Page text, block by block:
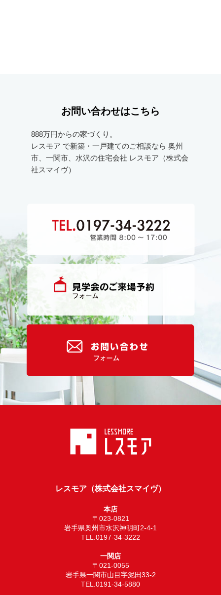
お問い合わせはこちら
888万円からの家づくり。
レスモア で新築・一戸建てのご相談なら 奥州
市、一関市、水沢の住宅会社 レスモア（株式会
社スマイヴ）
レスモア（株式会社スマイヴ）
本店
〒023-0821
岩手県奥州市水沢神明町2-4-1
TEL.0197-34-3222
一関店
〒021-0055
岩手県一関市山目字泥田33-2
TEL.0191-34-5880